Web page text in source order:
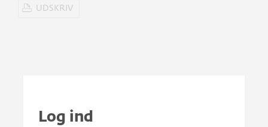
UDSKRIV
Log ind